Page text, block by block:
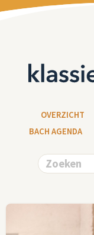
OVERZICHT
BACH AGENDA